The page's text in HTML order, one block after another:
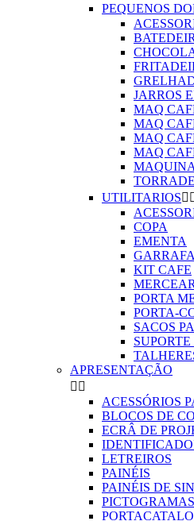
PEQUENOS
JARROS
MAQ
MAQ
MAQ
MAQ
UTILITARIOS
COPA
EMENTA
KIT CAFE
PORTA
PORTA-
SACOS
APRESENTAÇÃO
 
ACESSÓRIOS
BLOCOS DE
ECRÂ DE
LETREIROS
PAINÉIS
PAINÉIS DE
PICTOGRAMAS